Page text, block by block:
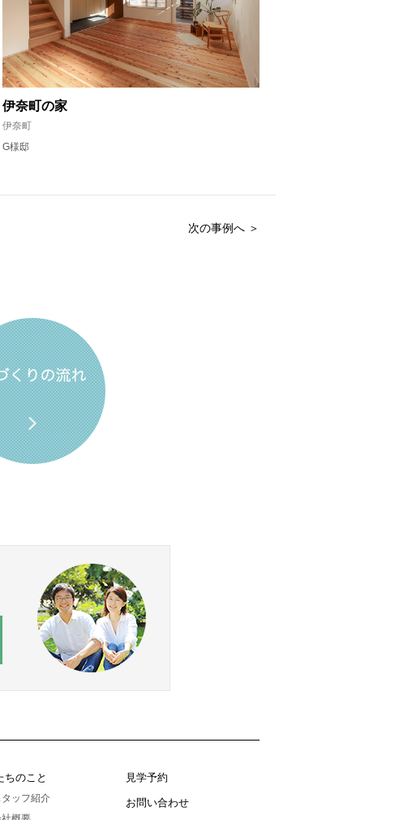
伊奈町の家
伊奈町
G様邸
次の事例へ ＞
ちのこと
タッフ紹介
見学予約
お問い合わせ